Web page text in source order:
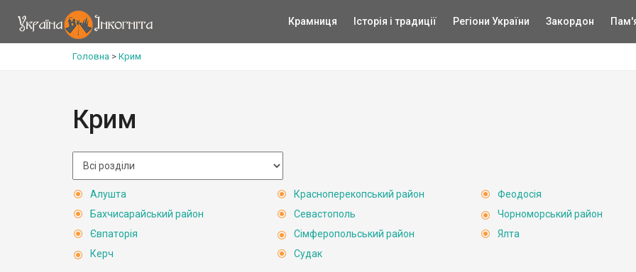
Крамниця Історія і традиції Регіони України Закордон
Головна > Крим
Крим
Алушта
Бахчисарайський район
Євпаторія
Керч
Красноперекопський район
Севастополь
Сімферопольський район
Судак
Феодосія
Чорноморський район
Ялта